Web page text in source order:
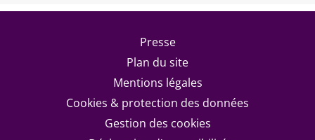
Presse
Plan du site
Mentions légales
Cookies & protection des données
Gestion des cookies